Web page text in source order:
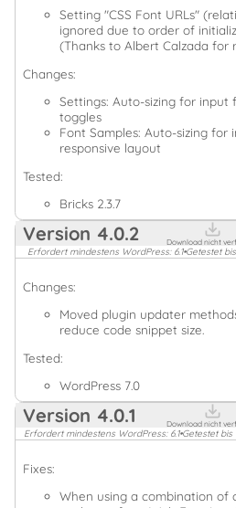
Setting "CSS Font URLs"
ignored due to order of
(Thanks to Albert Calzada for
Changes:
Settings: Auto-sizing for input
toggles
Font Samples: Auto-sizing for
responsive layout
Tested:
Bricks 2.3.7
Version 4.0.2 Download nicht
Erfordert mindestens WordPress: 6.1•Getestet
Changes:
Moved plugin updater
reduce code snippet size.
Tested:
WordPress 7.0
Version 4.0.1 Download nicht
Erfordert mindestens WordPress: 6.1•Getestet bis
Fixes:
When using a combination of